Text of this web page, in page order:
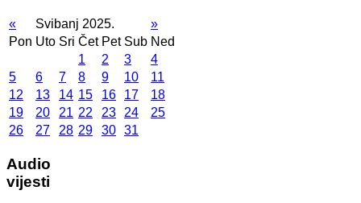
« Svibanj 2025.
»
Pon Uto Sri Čet Pet Sub Ned
1
2 3
4
5
6 7 8 9 10
11
12
13 14 15 16 17
18
19
20 21 22 23 24
25
26
27 28 29 30 31
Audio
vijesti